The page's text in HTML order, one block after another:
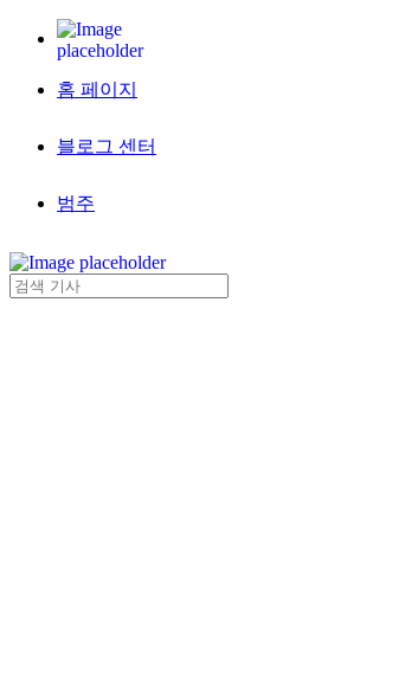
홈 페이지
블로그 센터
범주